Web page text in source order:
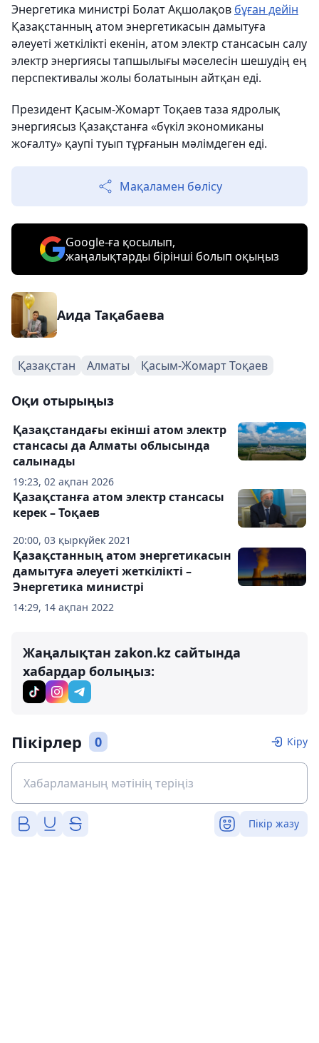
Энергетика министрі Болат Ақшолақов бұған дейін
Қазақстанның атом энергетикасын дамытуға
әлеуеті жеткілікті екенін, атом электр стансасын салу
электр энергиясы тапшылығы мәселесін шешудің ең
перспективалы жолы болатынын айтқан еді.
Президент Қасым-Жомарт Тоқаев таза ядролық
энергиясыз Қазақстанға «бүкіл экономиканы
жоғалту» қаупі туып тұрғанын мәлімдеген еді.
Мақаламен бөлісу
Google-ға қосылып,
жаңалықтарды бірінші болып оқыңыз
Аида Тақабаева
Қазақстан Алматы Қасым-Жомарт Тоқаев
Оқи отырыңыз
19:23, 02 ақпан 2026
Қазақстандағы екінші атом электр
стансасы да Алматы облысында
салынады
20:00, 03 қыркүйек 2021
Қазақстанға атом электр стансасы
керек – Тоқаев
14:29, 14 ақпан 2022
Қазақстанның атом энергетикасын
дамытуға әлеуеті жеткілікті –
Энергетика министрі
Жаңалықтан zakon.kz сайтында
хабардар болыңыз:
Пікірлер 0 Кіру
Пікір жазу